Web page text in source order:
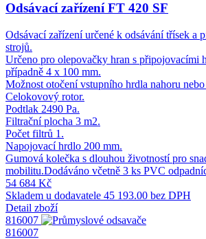
Odsávací zařízení FT 420 SF
Odsávací zařízení určené k odsávání třísek a
strojů.
Určeno pro olepovačky hran s připojovacími
případně 4 x 100 mm.
Možnost otočení vstupního hrdla nahoru
Celokovový rotor.
Podtlak 2490 Pa.
Filtrační plocha 3 m2.
Počet filtrů 1.
Napojovací hrdlo 200 mm.
Gumová kolečka s dlouhou životností pro
mobilitu.Dodáváno včetně 3 ks PVC
54 684 Kč
Skladem u dodavatele 45 193.00 bez DPH
Detail zboží
816007
816007